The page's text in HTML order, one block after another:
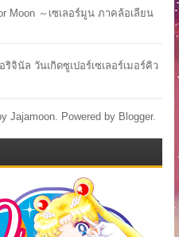
Moon ～เซเลอร์มูน ภาคล้อเลียน
จินัล วันเกิดซูเปอร์เซเลอร์เมอร์คิว
Jajamoon. Powered by Blogger.